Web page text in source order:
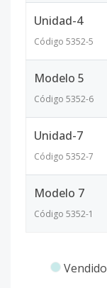
Unidad-4
Código 5352-5
Modelo 5
Código 5352-6
Unidad-7
Código 5352-7
Modelo 7
Código 5352-1
Vendido